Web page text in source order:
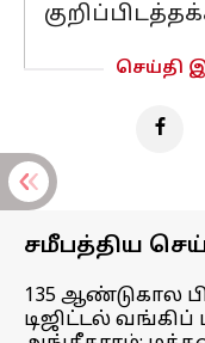
செய்தி
சமீபத்திய
135 ஆண்டுகால
டிஜிட்டல் வங்கிப்